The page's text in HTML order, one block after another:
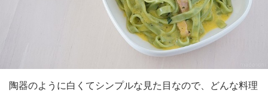
陶器のように白くてシンプルな見た目なので、どんな料理